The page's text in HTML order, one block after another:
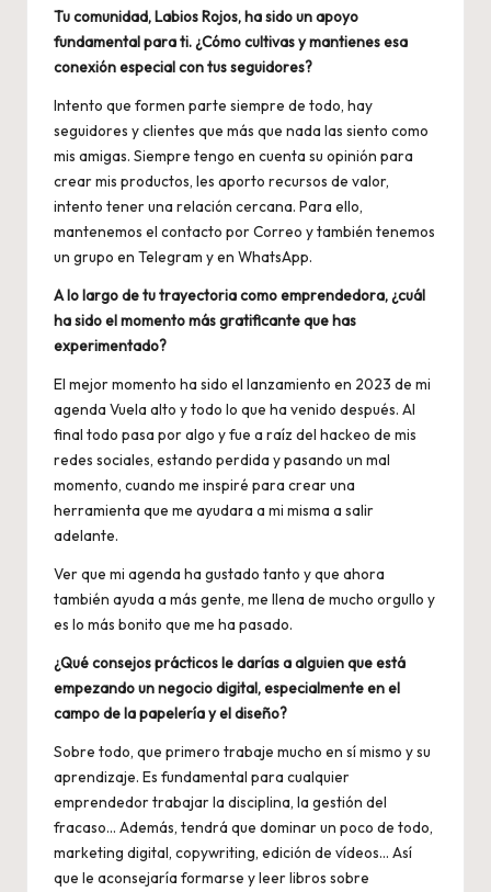
Tu comunidad, Labios Rojos, ha sido un apoyo
fundamental para ti. ¿Cómo cultivas y mantienes esa
conexión especial con tus seguidores?
Intento que formen parte siempre de todo, hay
seguidores y clientes que más que nada las siento como
mis amigas. Siempre tengo en cuenta su opinión para
crear mis productos, les aporto recursos de valor,
intento tener una relación cercana. Para ello,
mantenemos el contacto por Correo y también tenemos
un grupo en Telegram y en WhatsApp.
A lo largo de tu trayectoria como emprendedora, ¿cuál
ha sido el momento más gratificante que has
experimentado?
El mejor momento ha sido el lanzamiento en 2023 de mi
agenda Vuela alto y todo lo que ha venido después. Al
final todo pasa por algo y fue a raíz del hackeo de mis
redes sociales, estando perdida y pasando un mal
momento, cuando me inspiré para crear una
herramienta que me ayudara a mi misma a salir
adelante.
Ver que mi agenda ha gustado tanto y que ahora
también ayuda a más gente, me llena de mucho orgullo y
es lo más bonito que me ha pasado.
¿Qué consejos prácticos le darías a alguien que está
empezando un negocio digital, especialmente en el
campo de la papelería y el diseño?
Sobre todo, que primero trabaje mucho en sí mismo y su
aprendizaje. Es fundamental para cualquier
emprendedor trabajar la disciplina, la gestión del
fracaso… Además, tendrá que dominar un poco de todo,
marketing digital, copywriting, edición de vídeos… Así
que le aconsejaría formarse y leer libros sobre